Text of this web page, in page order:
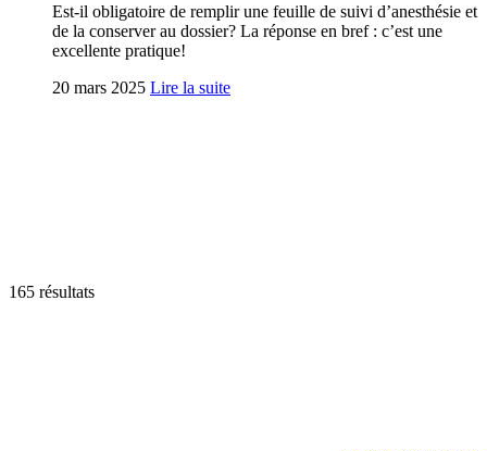
Est-il obligatoire de remplir une feuille de suivi d’anesthésie et
de la conserver au dossier? La réponse en bref : c’est une
excellente pratique!
20 mars 2025 Lire la suite
165 résultats